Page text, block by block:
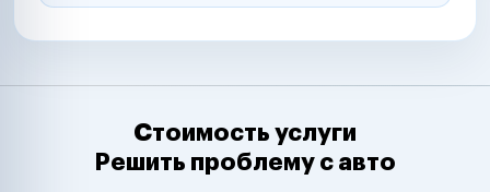
Стоимость услуги
Решить проблему с авто